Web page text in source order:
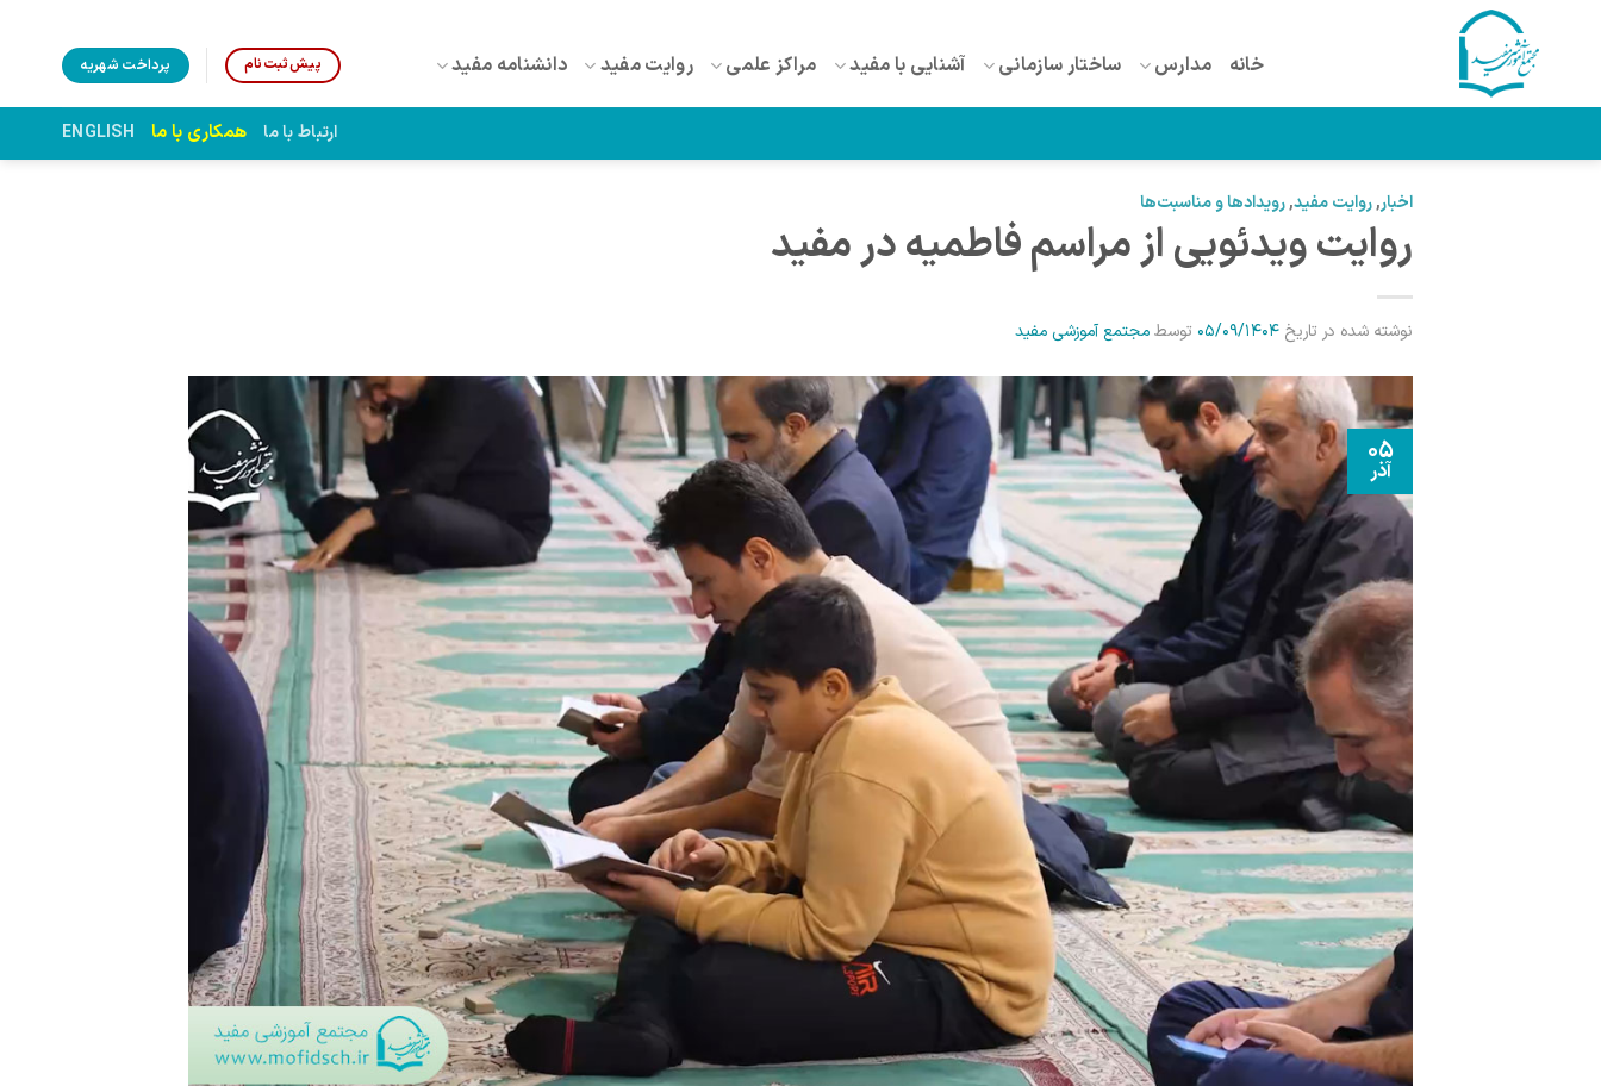
content
خانه مدارس ساختار سازمانی آشنایی با مفید مراکز علمی روایت مفید دانشنامه مفید پیش‌ثبت‌نام پرداخت شهریه
ارتباط با ما همکاری با ما ENGLISH
اخبار,روایت مفید,رویدادها و مناسبت‌ها
روایت ویدئویی از مراسم فاطمیه در مفید
نوشته شده در تاریخ 05/09/1404 توسطمجتمع آموزشی مفید
05
آذر